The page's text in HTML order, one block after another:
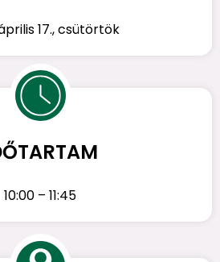
17., csütörtök
10:00 – 11:45